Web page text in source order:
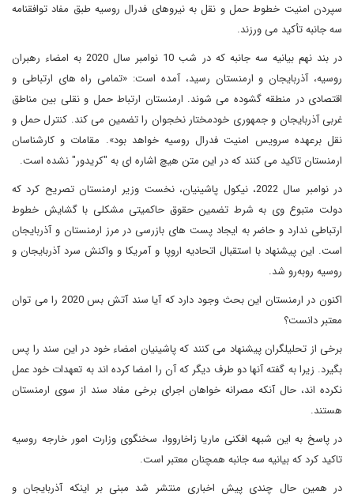
سپردن امنیت خطوط حمل و نقل به نیروهای فدرال روسیه طبق مفاد توافقنامه
سه جانبه تأکید می ورزند.
در بند نهم بیانیه سه جانبه که در شب 10 نوامبر سال 2020 به امضاء رهبران
روسیه، آذربایجان و ارمنستان رسید، آمده است: «تمامی راه های ارتباطی و
اقتصادی در منطقه گشوده می شوند. ارمنستان ارتباط حمل و نقلی بین مناطق
غربی آذربایجان و جمهوری خودمختار نخجوان را تضمین می کند. کنترل حمل و
نقل برعهده سرویس امنیت فدرال روسیه خواهد بود». مقامات و کارشناسان
ارمنستان تاکید می کنند که در این متن هیچ اشاره ای به "کریدور" نشده است.
در نوامبر سال 2022، نیکول پاشینیان، نخست وزیر ارمنستان تصریح کرد که
دولت متبوع وی به شرط تضمین حقوق حاکمیتی مشکلی با گشایش خطوط
ارتباطی ندارد و حاضر به ایجاد پست های بازرسی در مرز ارمنستان و آذربایجان
است. این پیشنهاد با استقبال اتحادیه اروپا و آمریکا و واکنش سرد آذربایجان و
روسیه روبه‌رو شد.
اکنون در ارمنستان این بحث وجود دارد که آیا سند آتش بس 2020 را می توان
معتبر دانست؟
برخی از تحلیلگران پیشنهاد می کنند که پاشینیان امضاء خود در این سند را پس
بگیرد. زیرا به گفته آنها دو طرف دیگر که آن را امضا کرده اند به تعهدات خود عمل
نکرده اند، حال آنکه مصرانه خواهان اجرای برخی مفاد سند از سوی ارمنستان
هستند.
در پاسخ به این شبهه افکنی ماریا زاخارووا، سخنگوی وزارت امور خارجه روسیه
تاکید کرد که بیانیه سه جانبه همچنان معتبر است.
در همین حال چندی پیش اخباری منتشر شد مبنی بر اینکه آذربایجان و